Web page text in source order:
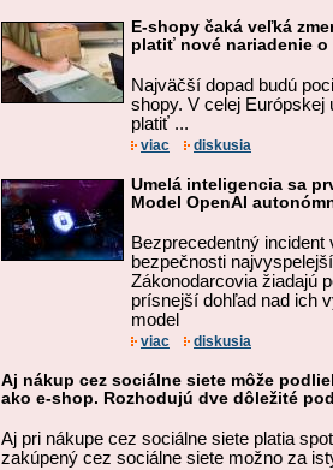
E-shopy čaká veľká
platiť nové nariadenie o
Najväčší dopad budú
shopy. V celej Európskej
platiť ...
viac diskusia
Umelá inteligencia sa
Model OpenAI
Bezprecedentný
bezpečnosti
Zákonodarcovia žiadajú
prísnejší dohľad nad ich
model
viac diskusia
Aj nákup cez sociálne siete môže
ako e-shop. Rozhodujú dve dôležité
Aj pri nákupe cez sociálne siete platia
zakúpený cez sociálne siete možno za